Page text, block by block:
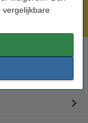
vergelijkbare
uur